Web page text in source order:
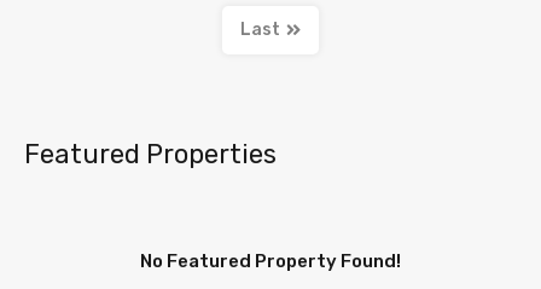
Last
Featured Properties
No Featured Property Found!